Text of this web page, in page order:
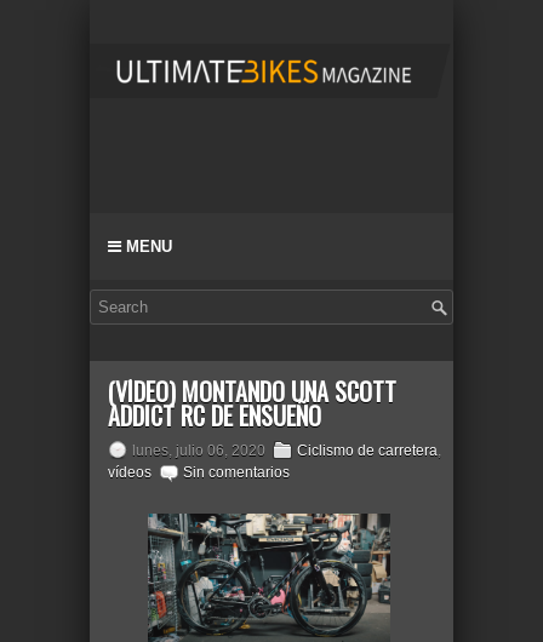
MENU
(VÍDEO) MONTANDO UNA SCOTT
ADDICT RC DE ENSUEÑO
lunes, julio 06, 2020 Ciclismo de carretera,
vídeos
Sin comentarios